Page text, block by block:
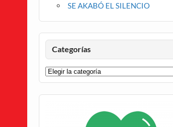
SE AKABÓ EL SILENCIO
Categorías
Categorías